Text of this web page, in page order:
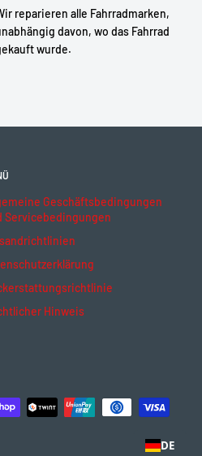
reparieren alle Fahrradmarken,
davon, wo das Fahrrad
wurde.
Geschäftsbedingungen
Servicebedingungen
Hinweis
DE